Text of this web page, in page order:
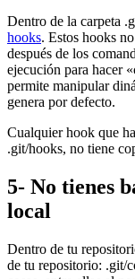
Dentro de la carpeta
hooks. Estos hooks
después de los
ejecución para hacer
permite manipular
genera por defecto.
Cualquier hook que
.git/hooks, no tiene
5- No tienes
local
Dentro de tu
de tu repositorio: .git/